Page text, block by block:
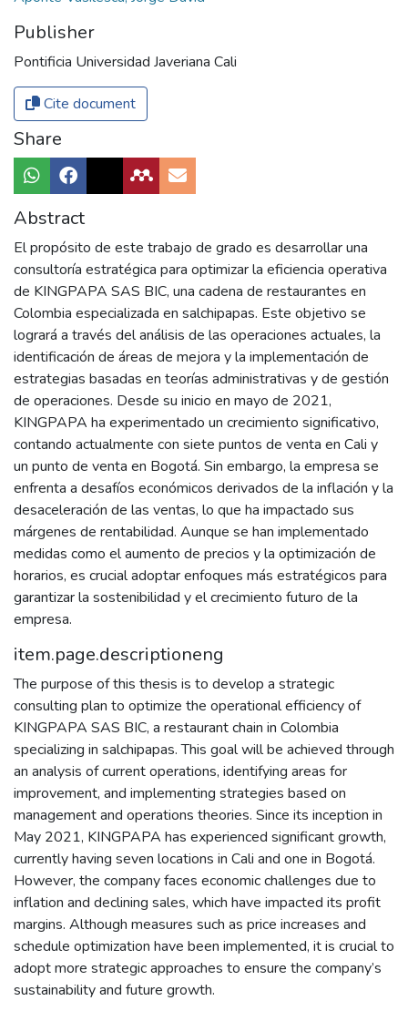
Publisher
Pontificia Universidad Javeriana Cali
Cite document
Share
Abstract
El propósito de este trabajo de grado es desarrollar una
consultoría estratégica para optimizar la eficiencia operativa
de KINGPAPA SAS BIC, una cadena de restaurantes en
Colombia especializada en salchipapas. Este objetivo se
logrará a través del análisis de las operaciones actuales, la
identificación de áreas de mejora y la implementación de
estrategias basadas en teorías administrativas y de gestión
de operaciones. Desde su inicio en mayo de 2021,
KINGPAPA ha experimentado un crecimiento significativo,
contando actualmente con siete puntos de venta en Cali y
un punto de venta en Bogotá. Sin embargo, la empresa se
enfrenta a desafíos económicos derivados de la inflación y la
desaceleración de las ventas, lo que ha impactado sus
márgenes de rentabilidad. Aunque se han implementado
medidas como el aumento de precios y la optimización de
horarios, es crucial adoptar enfoques más estratégicos para
garantizar la sostenibilidad y el crecimiento futuro de la
empresa.
item.page.descriptioneng
The purpose of this thesis is to develop a strategic
consulting plan to optimize the operational efficiency of
KINGPAPA SAS BIC, a restaurant chain in Colombia
specializing in salchipapas. This goal will be achieved through
an analysis of current operations, identifying areas for
improvement, and implementing strategies based on
management and operations theories. Since its inception in
May 2021, KINGPAPA has experienced significant growth,
currently having seven locations in Cali and one in Bogotá.
However, the company faces economic challenges due to
inflation and declining sales, which have impacted its profit
margins. Although measures such as price increases and
schedule optimization have been implemented, it is crucial to
adopt more strategic approaches to ensure the company’s
sustainability and future growth.